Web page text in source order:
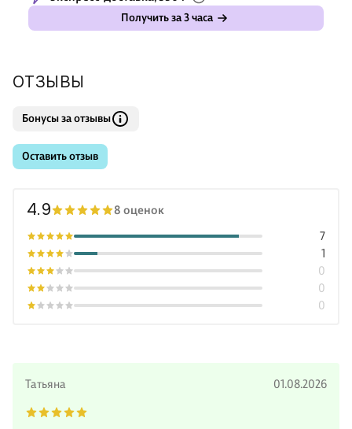
Получить за 3 часа
ОТЗЫВЫ
Бонусы за отзывы
Оставить отзыв
4.9 8 оценок
0
0
0
1
7
Татьяна 01.08.2026